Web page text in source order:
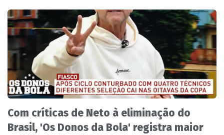
Com críticas de Neto à eliminação do
Brasil, 'Os Donos da Bola' registra maior